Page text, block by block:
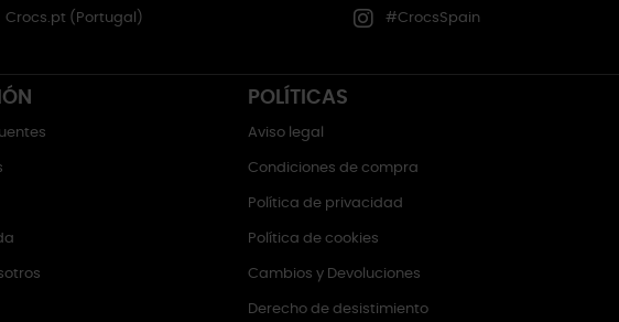
Crocs.pt (Portugal) #CrocsSpain
POLÍTICAS
Aviso legal
Condiciones de compra
Política de privacidad
Política de cookies
Cambios y Devoluciones
Derecho de desistimiento